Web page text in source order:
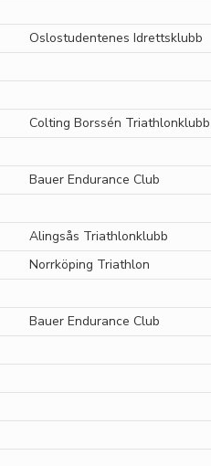
Oslostudentenes Idrettsklubb
Colting Borssén Triathlonklubb
Bauer Endurance Club
Alingsås Triathlonklubb
Norrköping Triathlon
Bauer Endurance Club